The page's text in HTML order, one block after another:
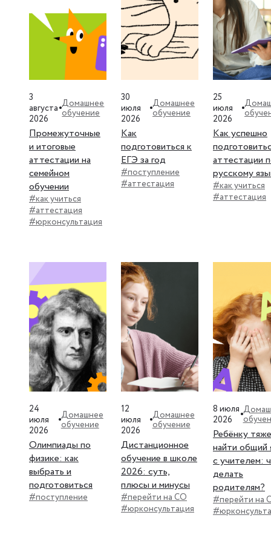
3
августа
2026
Домашнее
обучение
Промежуточные
и итоговые
аттестации на
семейном
обучении
#как учиться
#аттестация
#юрконсультация
30
июля
2026
Домашнее
обучение
Как
подготовиться к
ЕГЭ за год
#поступление
#аттестация
25
июля
2026
Как успешно
аттестации
русскому
#как учиться
#аттестация
24
июля
2026
Домашнее
обучение
Олимпиады по
физике: как
выбрать и
подготовиться
#поступление
12
июля
2026
Домашнее
обучение
Дистанционное
обучение в школе
2026: суть,
плюсы и минусы
#перейти на СО
#юрконсультация
8 июля
2026
Ребёнку
найти общий
с учителем:
делать
родителям?
#перейти на